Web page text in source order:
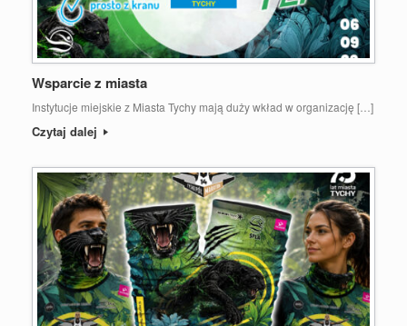
Wsparcie z miasta
Instytucje miejskie z Miasta Tychy mają duży wkład w organizację […]
Czytaj dalej